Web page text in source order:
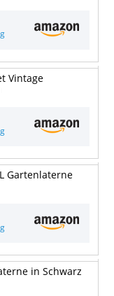
Vintage
Gartenlaterne
in Schwarz